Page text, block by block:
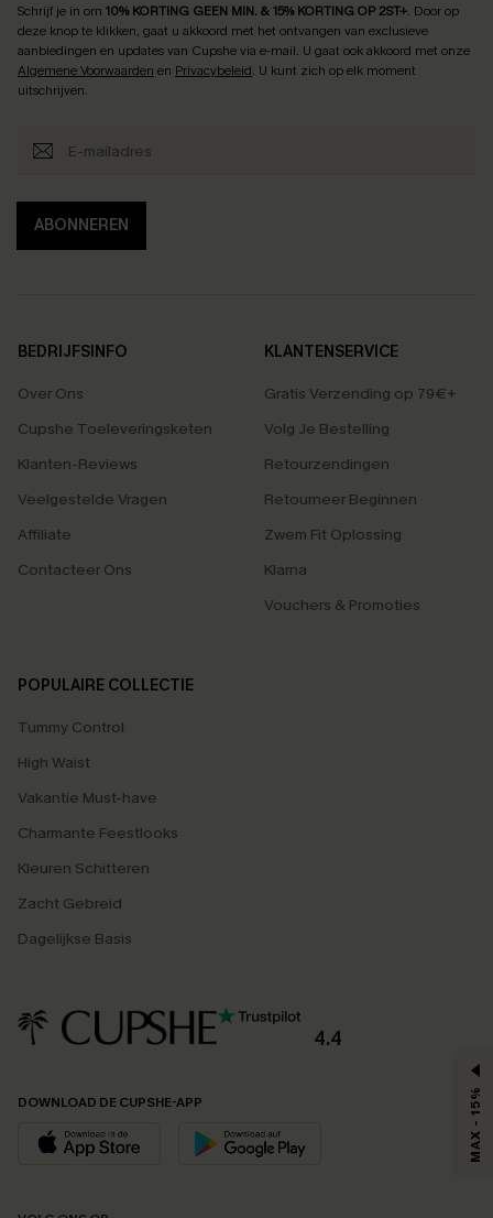
Schrijf je in om 10% KORTING GEEN MIN. & 15% KORTING OP 2ST+. Door op
deze knop te klikken, gaat u akkoord met het ontvangen van exclusieve
aanbiedingen en updates van Cupshe via e-mail. U gaat ook akkoord met onze
Algemene Voorwaarden en Privacybeleid. U kunt zich op elk moment
uitschrijven.
ABONNEREN
BEDRIJFSINFO
Over Ons
Cupshe Toeleveringsketen
Klanten-Reviews
Veelgestelde Vragen
Affiliate
Contacteer Ons
KLANTENSERVICE
Gratis Verzending op 79€+
Volg Je Bestelling
Retourzendingen
Retourneer Beginnen
Zwem Fit Oplossing
Klarna
Vouchers & Promoties
POPULAIRE COLLECTIE
Tummy Control
High Waist
Vakantie Must-have
Charmante Feestlooks
Kleuren Schitteren
Zacht Gebreid
Dagelijkse Basis
4.4
DOWNLOAD DE CUPSHE-APP MAX - 15%